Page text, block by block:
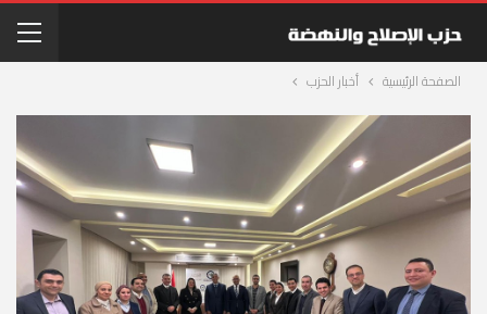
الصفحة الرئيسية أخبار الحزب